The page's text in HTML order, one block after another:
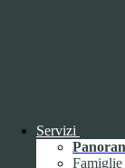
Servizi
Famiglie